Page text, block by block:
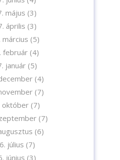
május (3)
április (3)
március (5)
február (4)
január(5)
(4)
(7)
október (7)
(7)
(6)
július (7)
június (3)